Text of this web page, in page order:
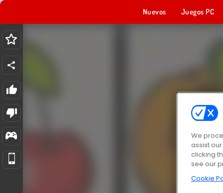
Nuevos Juegos PC
We
assist
clicking
see our
Cookie